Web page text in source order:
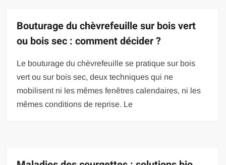
Bouturage du chèvrefeuille sur bois vert
ou bois sec : comment décider ?
Le bouturage du chèvrefeuille se pratique sur bois
vert ou sur bois sec, deux techniques qui ne
mobilisent ni les mêmes fenêtres calendaires, ni les
mêmes conditions de reprise. Le